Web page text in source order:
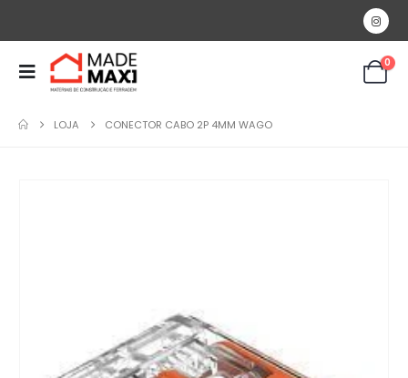
0
LOJA CONECTOR CABO 2P 4MM WAGO